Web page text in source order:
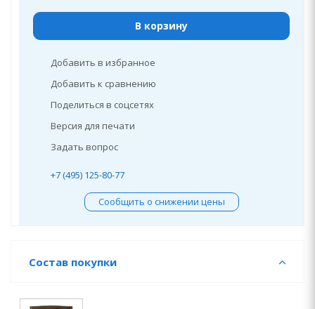
В корзину
Добавить в избранное
Добавить к сравнению
Поделиться в соцсетях
Версия для печати
Задать вопрос
+7 (495) 125-80-77
Сообщить о снижении цены
Состав покупки